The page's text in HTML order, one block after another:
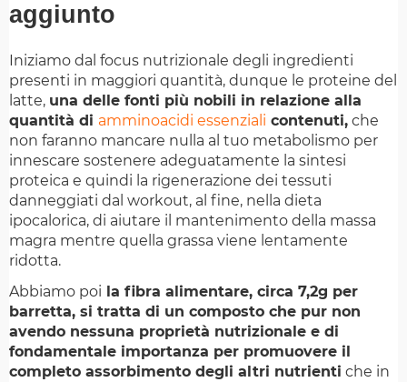
aggiunto
Iniziamo dal focus nutrizionale degli ingredienti
presenti in maggiori quantità, dunque le proteine del
latte, una delle fonti più nobili in relazione alla
quantità di amminoacidi essenziali contenuti, che
non faranno mancare nulla al tuo metabolismo per
innescare sostenere adeguatamente la sintesi
proteica e quindi la rigenerazione dei tessuti
danneggiati dal workout, al fine, nella dieta
ipocalorica, di aiutare il mantenimento della massa
magra mentre quella grassa viene lentamente
ridotta.
Abbiamo poi la fibra alimentare, circa 7,2g per
barretta, si tratta di un composto che pur non
avendo nessuna proprietà nutrizionale e di
fondamentale importanza per promuovere il
completo assorbimento degli altri nutrienti che in